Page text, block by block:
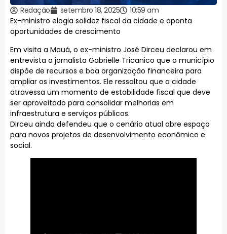
Redação setembro 18, 2025
10:59 am
Ex-ministro elogia solidez fiscal da cidade e aponta
oportunidades de crescimento
Em visita a Mauá, o ex-ministro José Dirceu declarou em
entrevista a jornalista Gabrielle Tricanico que o município
dispõe de recursos e boa organização financeira para
ampliar os investimentos. Ele ressaltou que a cidade
atravessa um momento de estabilidade fiscal que deve
ser aproveitado para consolidar melhorias em
infraestrutura e serviços públicos.
Dirceu ainda defendeu que o cenário atual abre espaço
para novos projetos de desenvolvimento econômico e
social.